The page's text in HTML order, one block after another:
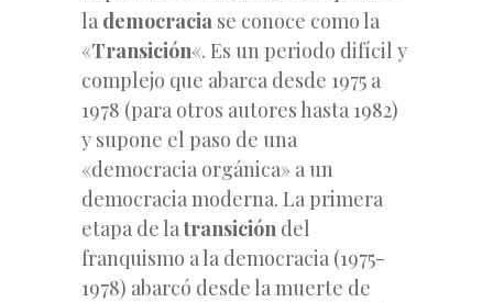
la democracia se conoce como la
«Transición«. Es un periodo difícil y
complejo que abarca desde 1975 a
1978 (para otros autores hasta 1982)
y supone el paso de una
«democracia orgánica» a un
democracia moderna. La primera
etapa de latransición del
franquismo a la democracia (1975-
1978) abarcó desde la muerte de